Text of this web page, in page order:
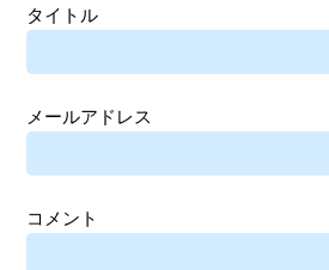
タイトル
メールアドレス
コメント